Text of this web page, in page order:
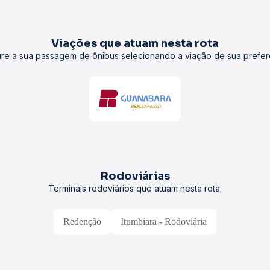
Viações que atuam nesta rota
a sua passagem de ônibus selecionando a viação de sua
Rodoviárias
Terminais rodoviários que atuam nesta rota.
Redenção Itumbiara - Rodoviária